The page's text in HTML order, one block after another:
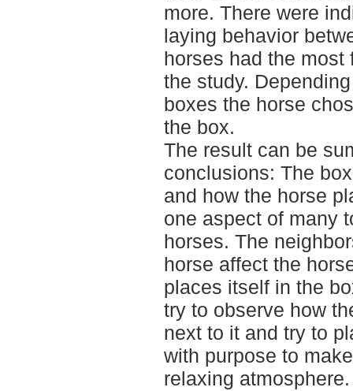
more. There were
laying behavior
horses had the most
the study.
boxes the horse
the box.
The result can be
conclusions: The
and how the horse
one aspect of many
horses. The
horse affect the
places itself in the
try to observe how
next to it and try to
with purpose to
relaxing atmosphere.